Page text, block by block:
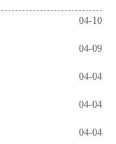
04-10
04-09
04-04
04-04
04-04